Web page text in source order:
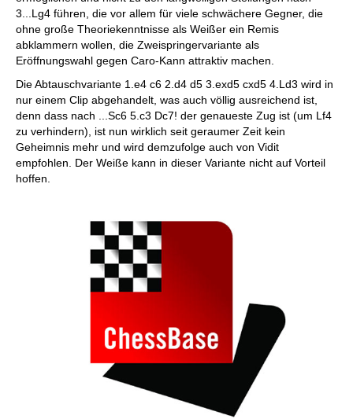
3...Lg4 führen, die vor allem für viele schwächere Gegner, die
ohne große Theoriekenntnisse als Weißer ein Remis
abklammern wollen, die Zweispringervariante als
Eröffnungswahl gegen Caro-Kann attraktiv machen.
Die Abtauschvariante 1.e4 c6 2.d4 d5 3.exd5 cxd5 4.Ld3 wird in
nur einem Clip abgehandelt, was auch völlig ausreichend ist,
denn dass nach ...Sc6 5.c3 Dc7! der genaueste Zug ist (um Lf4
zu verhindern), ist nun wirklich seit geraumer Zeit kein
Geheimnis mehr und wird demzufolge auch von Vidit
empfohlen. Der Weiße kann in dieser Variante nicht auf Vorteil
hoffen.